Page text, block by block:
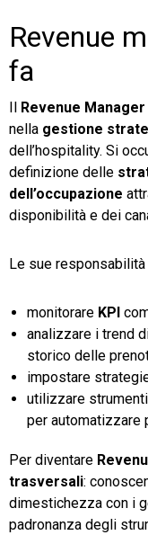
Revenue
fa
Revenue Manager
nella gestione
dell’hospitality. Si
definizione delle
dell’occupazione
disponibilità e dei
Le sue responsabilità
monitorare KPI
analizzare i trend
storico delle
impostare
utilizzare
per automatizzare
Per diventare
trasversali:
dimestichezza con i
padronanza degli